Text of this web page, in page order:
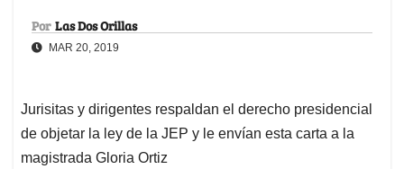
Por Las Dos Orillas
MAR 20, 2019
Jurisitas y dirigentes respaldan el derecho presidencial
de objetar la ley de la JEP y le envían esta carta a la
magistrada Gloria Ortiz